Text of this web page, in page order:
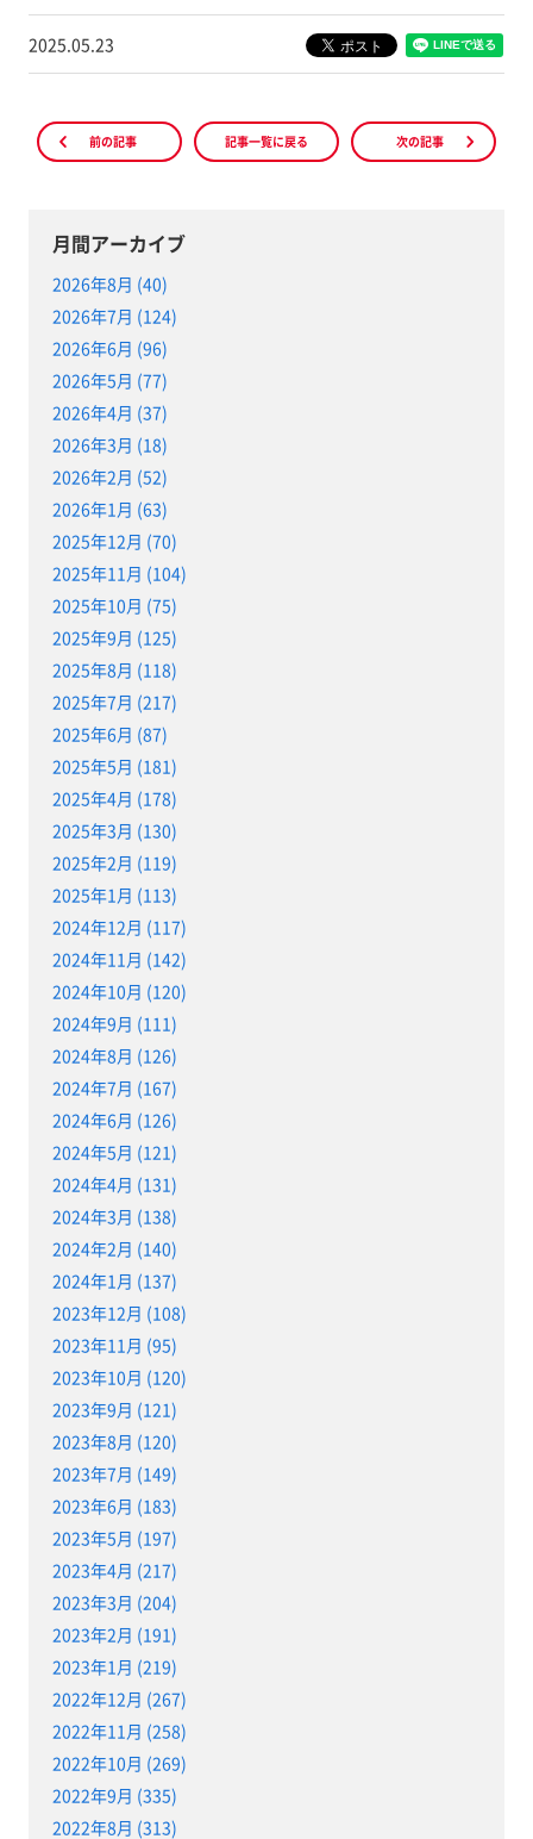
2025.05.23
前の記事 記事一覧に戻る 次の記事
月間アーカイブ
2026年8月 (40)
2026年7月 (124)
2026年6月 (96)
2026年5月 (77)
2026年4月 (37)
2026年3月 (18)
2026年2月 (52)
2026年1月 (63)
2025年12月 (70)
2025年11月 (104)
2025年10月 (75)
2025年9月 (125)
2025年8月 (118)
2025年7月 (217)
2025年6月 (87)
2025年5月 (181)
2025年4月 (178)
2025年3月 (130)
2025年2月 (119)
2025年1月 (113)
2024年12月 (117)
2024年11月 (142)
2024年10月 (120)
2024年9月 (111)
2024年8月 (126)
2024年7月 (167)
2024年6月 (126)
2024年5月 (121)
2024年4月 (131)
2024年3月 (138)
2024年2月 (140)
2024年1月 (137)
2023年12月 (108)
2023年11月 (95)
2023年10月 (120)
2023年9月 (121)
2023年8月 (120)
2023年7月 (149)
2023年6月 (183)
2023年5月 (197)
2023年4月 (217)
2023年3月 (204)
2023年2月 (191)
2023年1月 (219)
2022年12月 (267)
2022年11月 (258)
2022年10月 (269)
2022年9月 (335)
2022年8月 (313)